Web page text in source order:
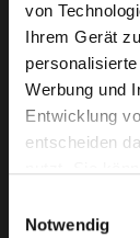
von
Ihrem Gerät
Werbung und
Entwicklung
entscheiden
Trigger
Notwendig
Unsere
erwiesen.
werden
mehr